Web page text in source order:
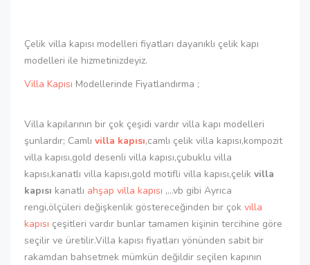
Çelik villa kapısı modelleri fiyatları dayanıklı çelik kapı
modelleri ile hizmetinizdeyiz.
Villa Kapısı Modellerinde Fiyatlandırma ;
Villa kapılarının bir çok çeşidi vardır villa kapı modelleri
şunlardır; Camlı villa kapısı,camlı çelik villa kapısı,kompozit
villa kapısı,gold desenli villa kapısı,çubuklu villa
kapısı,kanatlı villa kapısı,gold motifli villa kapısı,çelik villa
kapısı kanatlı ahşap villa kapısı ,...vb gibi Ayrıca
rengi,ölçüleri değişkenlik göstereceğinden bir çok villa
kapısı çeşitleri vardır bunlar tamamen kişinin tercihine göre
seçilir ve üretilir.Villa kapısı fiyatları yönünden sabit bir
rakamdan bahsetmek mümkün değildir seçilen kapının